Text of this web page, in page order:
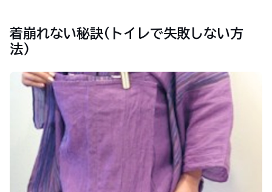
着崩れない秘訣(トイレで失敗しない方
法)